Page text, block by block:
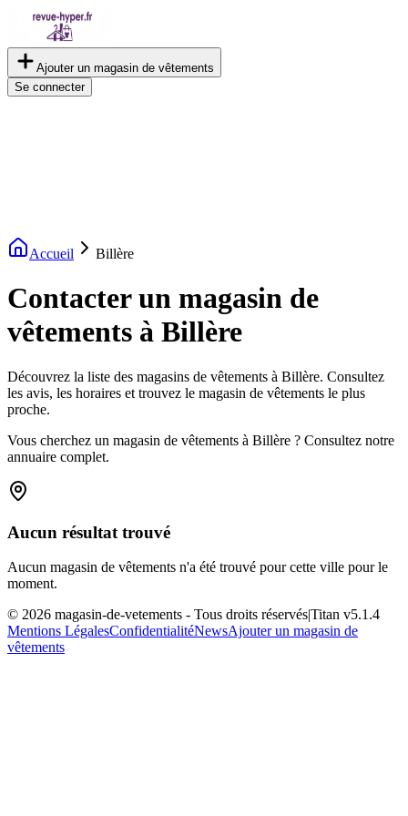
Ajouter un magasin de vêtements
Se connecter
Accueil Billère
Contacter un magasin de
vêtements à Billère
Découvrez la liste des magasins de vêtements à Billère. Consultez
les avis, les horaires et trouvez le magasin de vêtements le plus
proche.
Vous cherchez un magasin de vêtements à Billère ? Consultez notre
annuaire complet.
Aucun résultat trouvé
Aucun magasin de vêtements n'a été trouvé pour cette ville pour le
moment.
© 2026 magasin-de-vetements - Tous droits réservés|Titan v5.1.4
Mentions LégalesConfidentialitéNewsAjouter un magasin de
vêtements